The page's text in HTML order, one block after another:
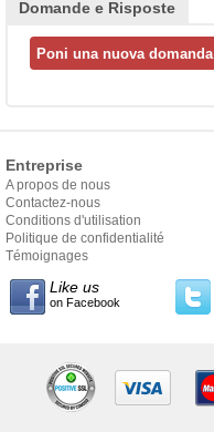
Domande e Risposte
Entreprise
A propos de nous
Contactez-nous
Conditions d'utilisation
Politique de confidentialité
Témoignages
Like us
on Facebook